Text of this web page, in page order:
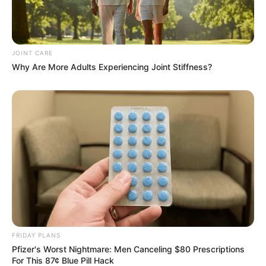
Olena Zelenska's Life Changed Overnight
BRAINBERRIES
The Most Unexpected Wedding Dance Moments
BRAINBERRIES
JOINT CARE
Why Are More Adults Experiencing Joint Stiffness?
FRIDAY PLANS
Pfizer's Worst Nightmare: Men Canceling $80 Prescriptions
For This 87¢ Blue Pill Hack